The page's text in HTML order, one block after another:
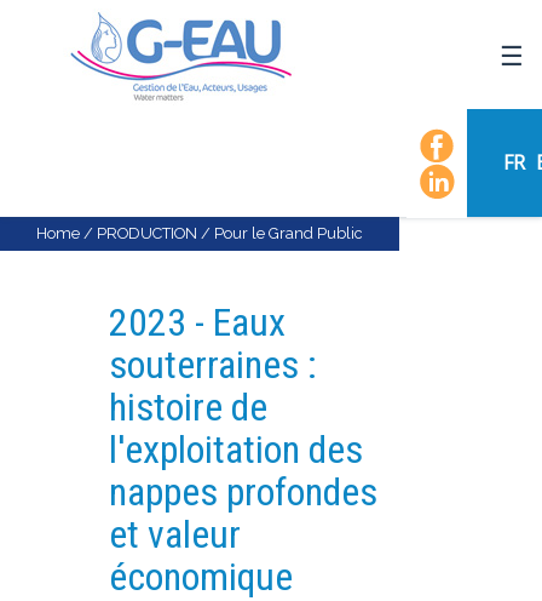
FR
NEWS
FLOW CHART
SCIENTIFIC FIELDS
RECRUITMENT
RESEARCH
EXPERIMENTAL PLATFORMS
Home / PRODUCTION / Pour le Grand Public
2023 - Eaux
souterraines :
histoire de
l'exploitation des
nappes profondes
et valeur
économique